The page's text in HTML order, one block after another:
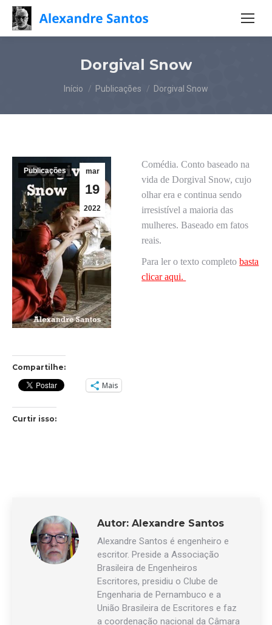
Dorgival Snow
Você está aqui:
Início Publicações Dorgival Snow
mar
19
2022
Publicações
Comédia. Conto baseado na
vida de Dorgival Snow, cujo
olhar era e continua sendo
irresistível a maioria das
mulheres. Baseado em fatos
reais.
Para ler o texto completobasta
clicar aqui.
Compartilhe:
Mais
Curtir isso:
Autor: Alexandre Santos
Alexandre Santos é engenheiro e
escritor. Preside a Associação
Brasileira de Engenheiros
Escritores, presidiu o Clube de
Engenharia de Pernambuco e a
União Brasileira de Escritores e faz
a coordenação nacional da Câmara